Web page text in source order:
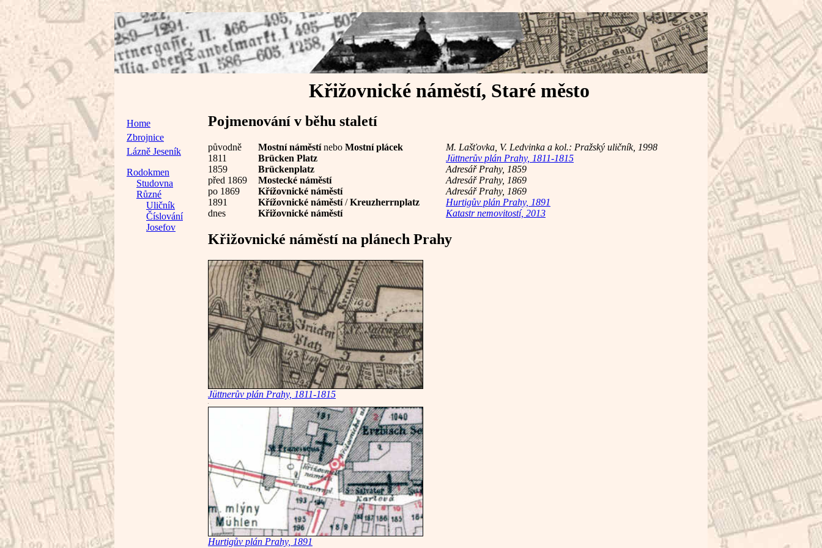
Křižovnické náměstí, Staré město
Home
Zbrojnice
Lázně Jeseník
Rodokmen
Studovna
Různé
Uličník
Číslování
Josefov
Pojmenování v běhu staletí
původně Mostní náměstínebo Mostní plácek
M. Lašťovka, V. Ledvinka a kol.: Pražský uličník, 1998
1811
Brücken Platz
Jüttnerův plán Prahy, 1811-1815
1859
Brückenplatz
Adresář Prahy, 1859
před 1869
Mostecké náměstí
Adresář Prahy, 1869
po 1869
Křížovnické náměstí
Adresář Prahy, 1869
1891
Křížovnické náměstí/Kreuzherrnplatz
Hurtigův plán Prahy, 1891
dnes
Křižovnické náměstí Katastr nemovitostí, 2013
Křižovnické náměstí na plánech Prahy
Jüttnerův plán Prahy, 1811-1815
Hurtigův plán Prahy, 1891